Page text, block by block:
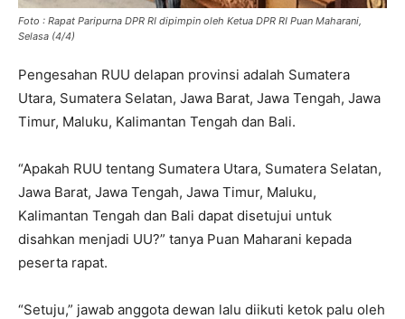
Foto : Rapat Paripurna DPR RI dipimpin oleh Ketua DPR RI Puan Maharani,
Selasa (4/4)
Pengesahan RUU delapan provinsi adalah Sumatera
Utara, Sumatera Selatan, Jawa Barat, Jawa Tengah, Jawa
Timur, Maluku, Kalimantan Tengah dan Bali.
“Apakah RUU tentang Sumatera Utara, Sumatera Selatan,
Jawa Barat, Jawa Tengah, Jawa Timur, Maluku,
Kalimantan Tengah dan Bali dapat disetujui untuk
disahkan menjadi UU?” tanya Puan Maharani kepada
peserta rapat.
“Setuju,” jawab anggota dewan lalu diikuti ketok palu oleh